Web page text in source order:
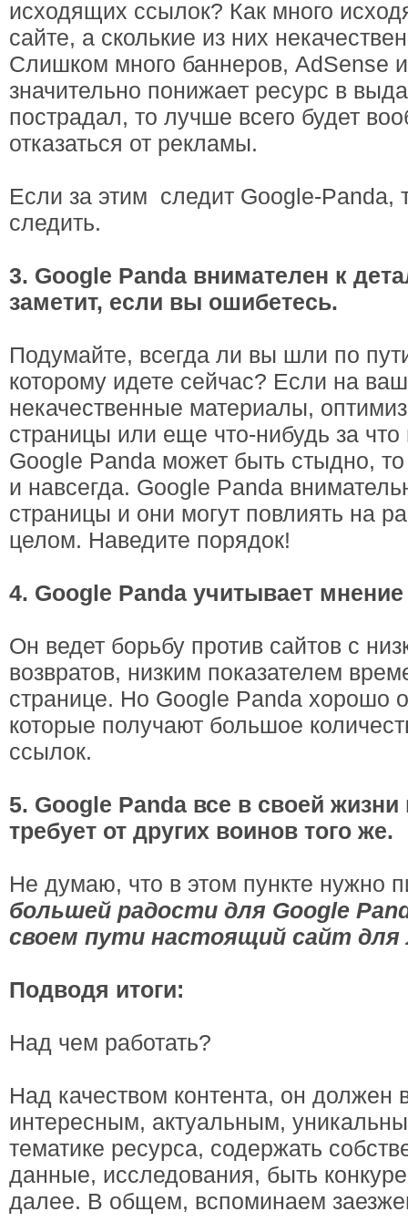
исходящих ссылок? Как много
сайте, а сколькие из них
Слишком много баннеров, AdSense
значительно понижает ресурс в
пострадал, то лучше всего будет
отказаться от рекламы.
Если за этим следит Google-
следить.
3. Google Panda внимателен к
заметит, если вы ошибетесь.
Подумайте, всегда ли вы шли по
которому идете сейчас? Если на
некачественные материалы,
страницы или еще что-нибудь за
Google Panda может быть стыдно, то
и навсегда. Google Panda
страницы и они могут повлиять на
целом. Наведите порядок!
4. Google Panda учитывает
Он ведет борьбу против сайтов с
возвратов, низким показателем
странице. Но Google Panda хорошо
которые получают большое
ссылок.
5. Google Panda все в своей
требует от других воинов того же.
Не думаю, что в этом пункте нужно
большей радости для Google
своем пути настоящий сайт для
Подводя итоги:
Над чем работать?
Над качеством контента, он должен
интересным, актуальным,
тематике ресурса, содержать
данные, исследования, быть
далее. В общем, вспоминаем